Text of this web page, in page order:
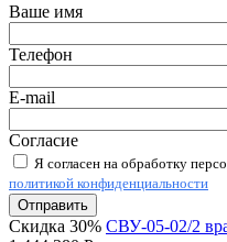
Ваше имя
Телефон
E-mail
Согласие
Я согласен на обработку
политикой конфиденциальности
Отправить
Скидка 30% СВУ-05-02/2